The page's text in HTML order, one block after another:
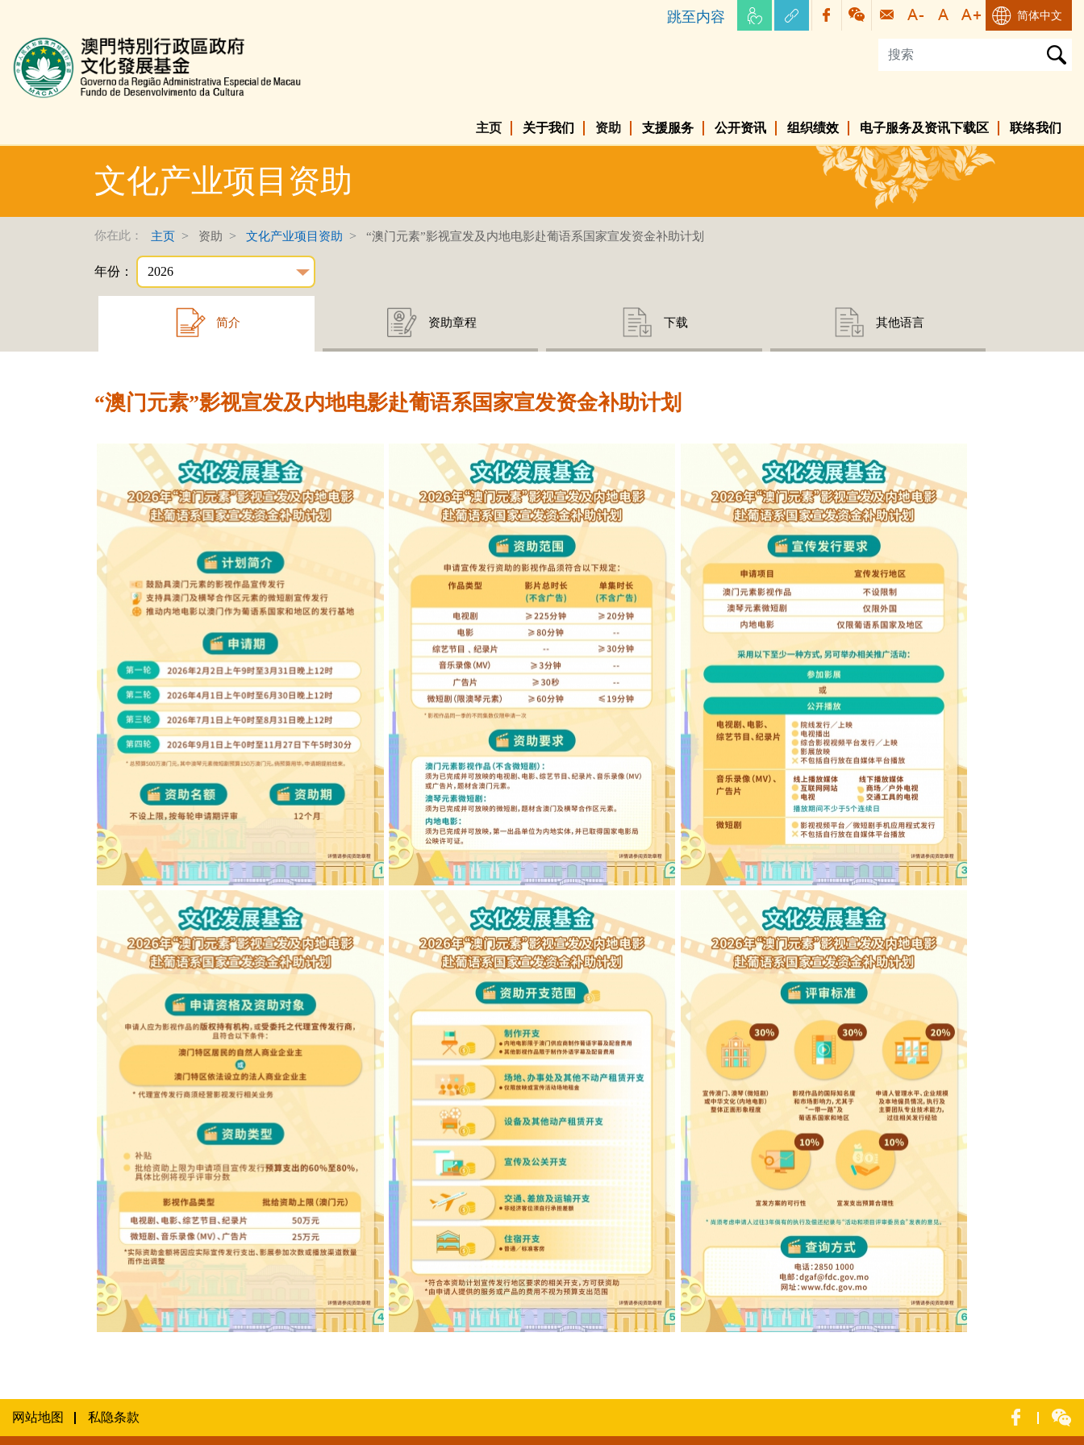
跳至内容 简体中文
文化发展基金网页
主页 关于我们 资助 支援服务 公开资讯 组织绩效 电子服务及资讯下载区 联络我们
文化产业项目资助
你在此： 主页 资助 文化产业项目资助 “澳门元素”影视宣发及内地电影赴葡语系国家宣发资金补助计划
年份：
简介 资助章程 下载 其他语言
“澳门元素”影视宣发及内地电影赴葡语系国家宣发资金补助计划
2026年“澳门元素”影视宣发及内地电影赴葡语系
国家宣发资金补助计划图文包 1
2026年“澳门元素”影视宣发及内地电影赴葡语系
国家宣发资金补助计划图文包 2
2026年“澳门元素”影视宣发及内地电影赴葡语系
国家宣发资金补助计划图文包 3
网站地图 私隐条款